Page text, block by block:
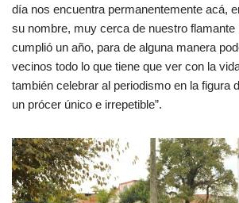
día nos encuentra permanentemente acá,
su nombre, muy cerca de nuestro flamante
cumplió un año, para de alguna manera
vecinos todo lo que tiene que ver con la
también celebrar al periodismo en la figura
un prócer único e irrepetible”.